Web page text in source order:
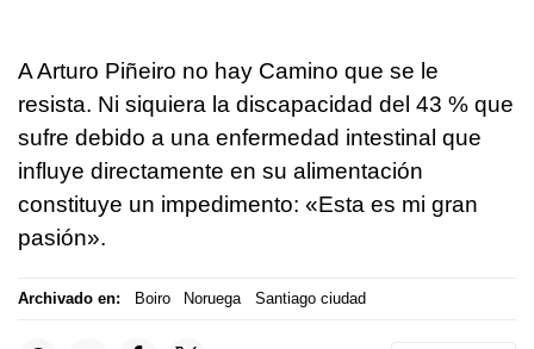
A Arturo Piñeiro no hay Camino que se le
resista. Ni siquiera la discapacidad del 43 % que
sufre debido a una enfermedad intestinal que
influye directamente en su alimentación
constituye un impedimento: «Esta es mi gran
pasión».
Archivado en: Boiro Noruega Santiago ciudad